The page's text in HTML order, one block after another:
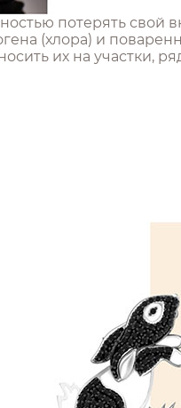
потерять
(хлора) и
их на участки,